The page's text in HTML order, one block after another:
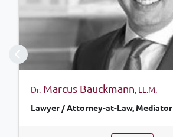
Dr. Marcus Bauckmann, LL.M.
Lawyer / Attorney-at-Law, Mediator